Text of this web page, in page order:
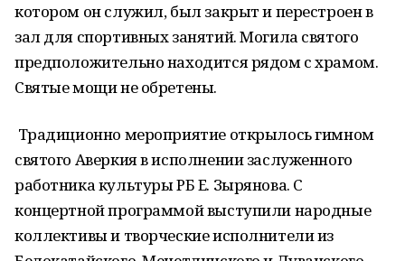
котором он служил, был закрыт и перестроен в
зал для спортивных занятий. Могила святого
предположительно находится рядом с храмом.
Святые мощи не обретены.
Традиционно мероприятие открылось гимном
святого Аверкия в исполнении заслуженного
работника культуры РБ Е. Зырянова. С
концертной программой выступили народные
коллективы и творческие исполнители из